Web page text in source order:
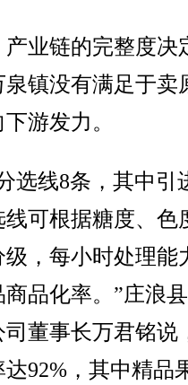
业链的完整度决
镇没有满足于卖
游发力。
线8条，其中引
可根据糖度、色
，每小时处理能
品化率。”庄浪
董事长万君铭说
92%，其中精品